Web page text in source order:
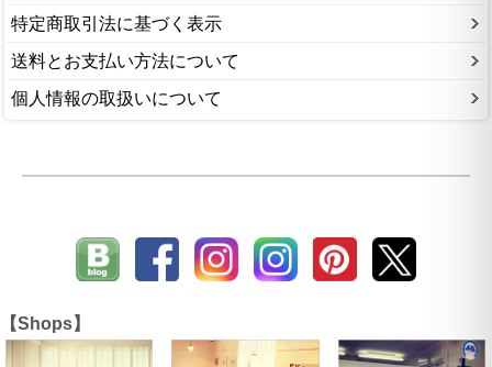
特定商取引法に基づく表示
送料とお支払い方法について
個人情報の取扱いについて
【Shops】